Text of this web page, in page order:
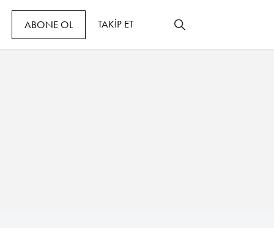
ABONE OL TAKİP ET